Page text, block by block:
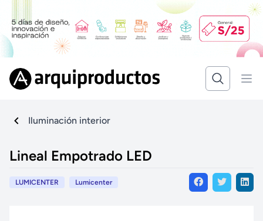
Iluminación interior
Lineal Empotrado LED
LUMICENTER Lumicenter